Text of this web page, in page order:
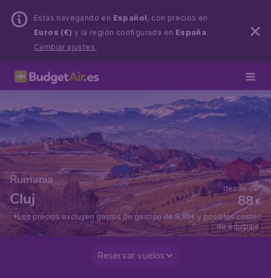
Estás navegando en Español, con precios en
Euros (€) y la región configurada en España.
Cambiar ajustes.
Rumania
Cluj €
88
desde i/v*
*Los precios excluyen gastos de gestión de 9,99€ y posibles costes
de equipaje.
Reservar vuelos